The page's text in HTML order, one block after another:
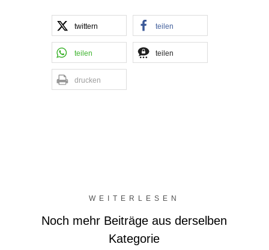
twittern teilen
teilen teilen
drucken
WEITERLESEN
Noch mehr Beiträge aus derselben
Kategorie